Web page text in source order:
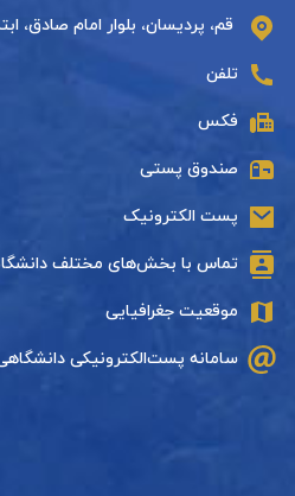
قم، پردیسان، بلوار امام صادق،
تلفن
فکس
صندوق پستی
پست الکترونیک
تماس با بخش‌های مختلف
موقعیت جغرافیایی
سامانه پست‌الکترونیکی